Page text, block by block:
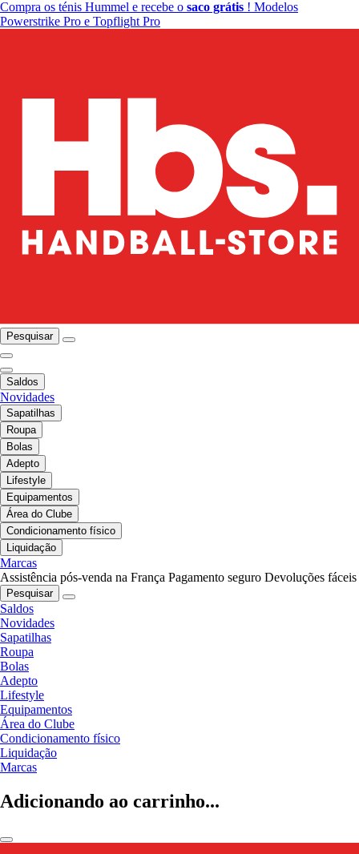
Compra os ténis Hummel e recebe o saco grátis ! Modelos
Powerstrike Pro e Topflight Pro
Pesquisar
Saldos
Novidades
Sapatilhas
Roupa
Bolas
Adepto
Lifestyle
Equipamentos
Área do Clube
Condicionamento físico
Liquidação
Marcas
Assistência pós-venda na França Pagamento seguro Devoluções fáceis
Pesquisar
Saldos
Novidades
Sapatilhas
Roupa
Bolas
Adepto
Lifestyle
Equipamentos
Área do Clube
Condicionamento físico
Liquidação
Marcas
Adicionando ao carrinho...